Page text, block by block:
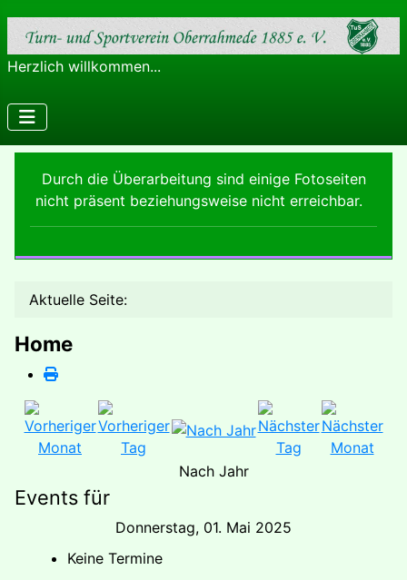
Herzlich willkommen...
Durch die Überarbeitung sind einige Fotoseiten
nicht präsent beziehungsweise nicht erreichbar.
Aktuelle Seite:
Home
Nach Jahr
Events für
Donnerstag, 01. Mai 2025
Keine Termine